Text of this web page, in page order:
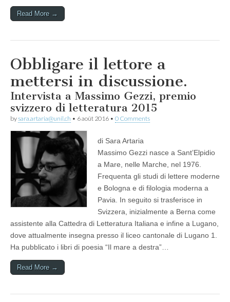
Read More →
Obbligare il lettore a
mettersi in discussione.
Intervista a Massimo Gezzi, premio
svizzero di letteratura 2015
bysara.artaria@unil.ch • 6 août 2016 • 0 Comments
di Sara Artaria
Massimo Gezzi nasce a Sant’Elpidio
a Mare, nelle Marche, nel 1976.
Frequenta gli studi di lettere moderne
e Bologna e di filologia moderna a
Pavia. In seguito si trasferisce in
Svizzera, inizialmente a Berna come
assistente alla Cattedra di Letteratura Italiana e infine a Lugano,
dove attualmente insegna presso il liceo cantonale di Lugano 1.
Ha pubblicato i libri di poesia “Il mare a destra”…
Read More →